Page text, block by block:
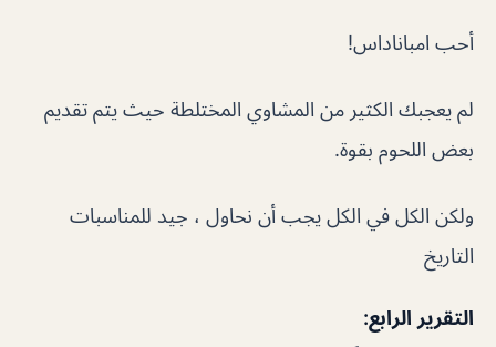
أحب امباناداس!
لم يعجبك الكثير من المشاوي المختلطة حيث يتم تقديم
بعض اللحوم بقوة.
ولكن الكل في الكل يجب أن نحاول ، جيد للمناسبات
التاريخ
التقرير الرابع: